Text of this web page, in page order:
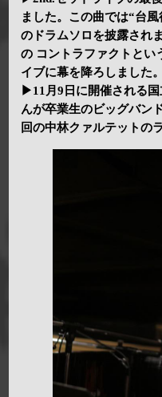
ました。この曲では“台
のドラムソロを披露され
の コントラファクトとい
イブに幕を降ろしました。
▶11月9日に開催される
んが卒業生のビッグバン
回の中林クァルテットの